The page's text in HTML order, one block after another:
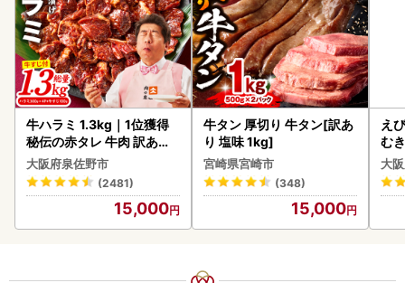
牛ハラミ 1.3kg｜1位獲得
秘伝の赤タレ 牛肉 訳あり
焼肉 BBQ
大阪府泉佐野市
(2481)
15,000
牛タン 厚切り 牛タン[訳あ
り 塩味 1kg]
宮崎県宮崎市
(348)
15,000
え
む
大